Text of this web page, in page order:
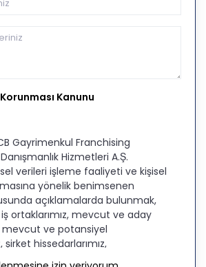
Kanunu
Gayrimenkul Franchising
Hizmetleri A.Ş.
verileri işleme faaliyeti ve kişisel
yönelik benimsenen
açıklamalarda bulunmak,
ortaklarımız, mevcut ve aday
mevcut ve potansiyel
hissedarlarımız,